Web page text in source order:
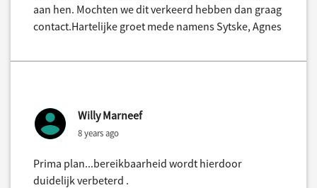
aan hen. Mochten we dit verkeerd hebben dan graag
contact.Hartelijke groet mede namens Sytske, Agnes
Willy Marneef
8 years ago
Prima plan...bereikbaarheid wordt hierdoor
duidelijk verbeterd .